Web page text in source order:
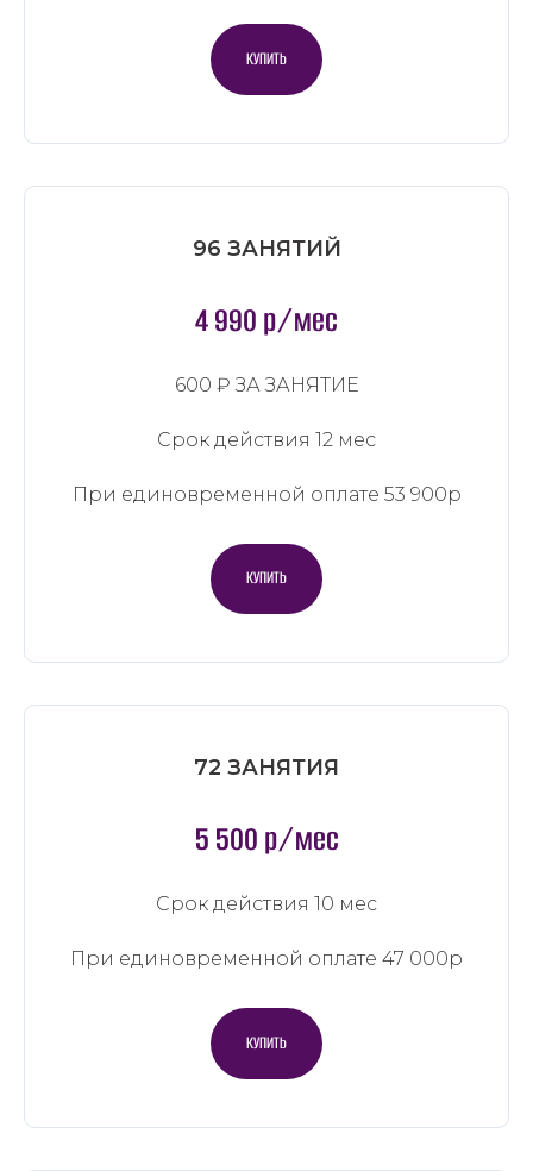
КУПИТЬ
96 ЗАНЯТИЙ
4 990 р/мес
600 ₽ ЗА ЗАНЯТИЕ
Срок действия 12 мес
При единовременной оплате 53 900р
КУПИТЬ
72 ЗАНЯТИЯ
5 500 р/мес
Срок действия 10 мес
При единовременной оплате 47 000р
КУПИТЬ